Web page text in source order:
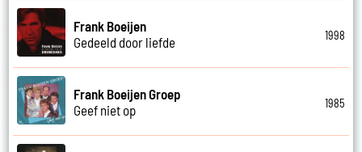
Frank Boeijen
Gedeeld door liefde
1998
Frank Boeijen Groep
Geef niet op
1985